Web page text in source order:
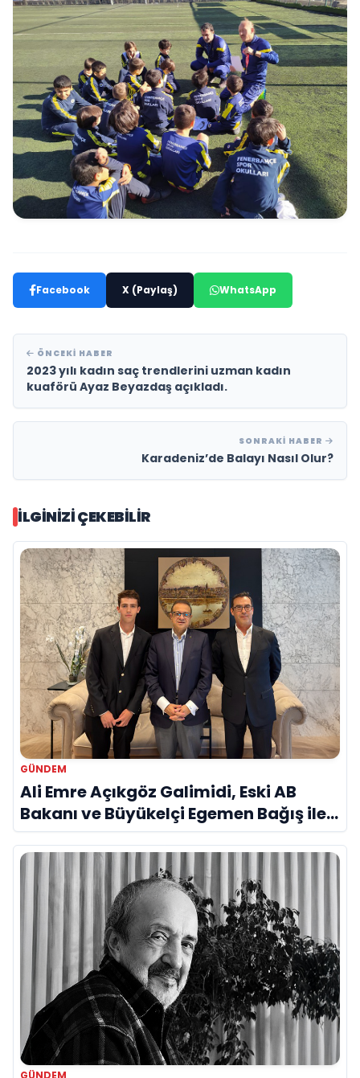
Facebook X (Paylaş) WhatsApp
ÖNCEKI HABER
2023 yılı kadın saç trendlerini uzman kadın
kuaförü Ayaz Beyazdaş açıkladı.
SONRAKI HABER
Karadeniz’de Balayı Nasıl Olur?
İLGINIZI ÇEKEBILIR
GÜNDEM
Ali Emre Açıkgöz Galimidi, Eski AB
Bakanı ve Büyükelçi Egemen Bağış ile
Bir Araya Geldi